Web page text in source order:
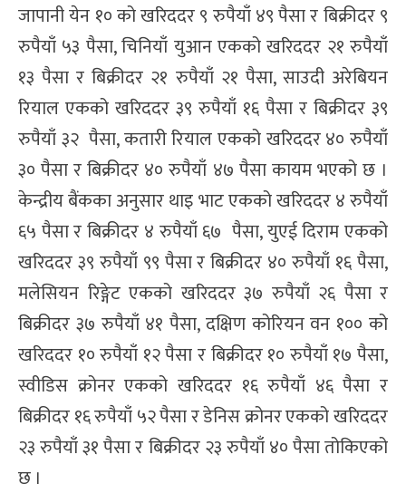
जापानी येन १० को खरिददर ९ रुपैयाँ ४९ पैसा र बिक्रीदर ९
रुपैयाँ ५३ पैसा, चिनियाँ युआन एकको खरिददर २१ रुपैयाँ
१३ पैसा र बिक्रीदर २१ रुपैयाँ २१ पैसा, साउदी अरेबियन
रियाल एकको खरिददर ३९ रुपैयाँ १६ पैसा र बिक्रीदर ३९
रुपैयाँ ३२ पैसा, कतारी रियाल एकको खरिददर ४० रुपैयाँ
३० पैसा र बिक्रीदर ४० रुपैयाँ ४७ पैसा कायम भएको छ ।
केन्द्रीय बैंकका अनुसार थाइ भाट एकको खरिददर ४ रुपैयाँ
६५ पैसा र बिक्रीदर ४ रुपैयाँ ६७ पैसा, युएई दिराम एकको
खरिददर ३९ रुपैयाँ ९९ पैसा र बिक्रीदर ४० रुपैयाँ १६ पैसा,
मलेसियन रिङ्गेट एकको खरिददर ३७ रुपैयाँ २६ पैसा र
बिक्रीदर ३७ रुपैयाँ ४१ पैसा, दक्षिण कोरियन वन १०० को
खरिददर १० रुपैयाँ १२ पैसा र बिक्रीदर १० रुपैयाँ १७ पैसा,
स्वीडिस क्रोनर एकको खरिददर १६ रुपैयाँ ४६ पैसा र
बिक्रीदर १६ रुपैयाँ ५२ पैसा र डेनिस क्रोनर एकको खरिददर
२३ रुपैयाँ ३१ पैसा र बिक्रीदर २३ रुपैयाँ ४० पैसा तोकिएको
छ ।